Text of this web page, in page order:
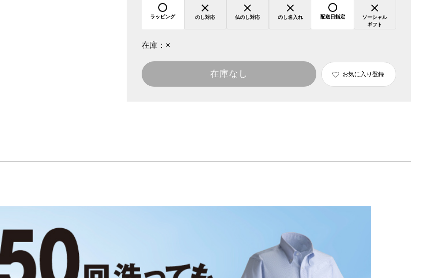
ラッピング のし対応 仏のし対応 のし名入れ 配送日指定
ソーシャル
ギフト
在庫： ×
在庫なし お気に入り登録